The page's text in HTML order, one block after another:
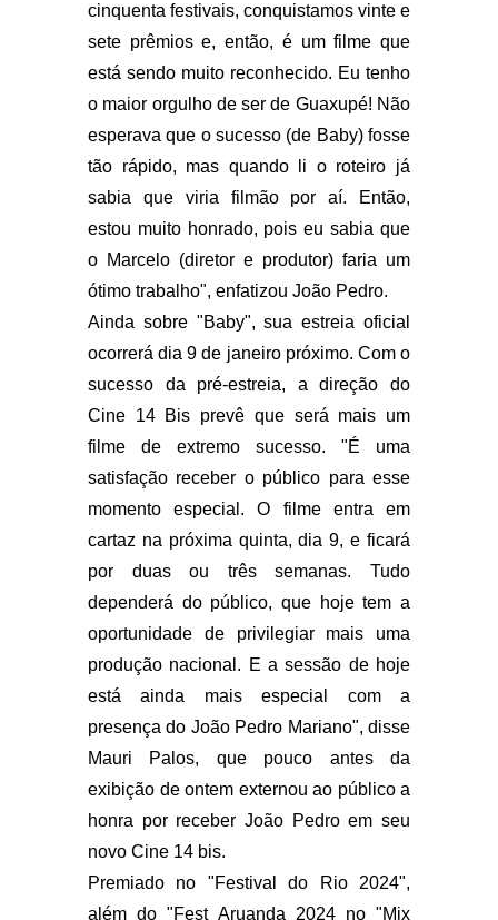
cinquenta festivais, conquistamos vinte e
sete prêmios e, então, é um filme que
está sendo muito reconhecido. Eu tenho
o maior orgulho de ser de Guaxupé! Não
esperava que o sucesso (de Baby) fosse
tão rápido, mas quando li o roteiro já
sabia que viria filmão por aí. Então,
estou muito honrado, pois eu sabia que
o Marcelo (diretor e produtor) faria um
ótimo trabalho", enfatizou João Pedro.
Ainda sobre "Baby", sua estreia oficial
ocorrerá dia 9 de janeiro próximo. Com o
sucesso da pré-estreia, a direção do
Cine 14 Bis prevê que será mais um
filme de extremo sucesso. "É uma
satisfação receber o público para esse
momento especial. O filme entra em
cartaz na próxima quinta, dia 9, e ficará
por duas ou três semanas. Tudo
dependerá do público, que hoje tem a
oportunidade de privilegiar mais uma
produção nacional. E a sessão de hoje
está ainda mais especial com a
presença do João Pedro Mariano", disse
Mauri Palos, que pouco antes da
exibição de ontem externou ao público a
honra por receber João Pedro em seu
novo Cine 14 bis.
Premiado no "Festival do Rio 2024",
além do "Fest Aruanda 2024 no "Mix